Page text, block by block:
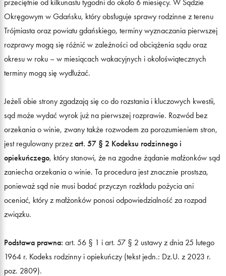
przeciętnie od kilkunastu tygodni do około 6 miesięcy. W Sądzie
Okręgowym w Gdańsku, który obsługuje sprawy rodzinne z terenu
Trójmiasta oraz powiatu gdańskiego, terminy wyznaczania pierwszej
rozprawy mogą się różnić w zależności od obciążenia sądu oraz
okresu w roku – w miesiącach wakacyjnych i okołoświątecznych
terminy mogą się wydłużać.
Jeżeli obie strony zgadzają się co do rozstania i kluczowych kwestii,
sąd może wydać wyrok już na pierwszej rozprawie. Rozwód bez
orzekania o winie, zwany także rozwodem za porozumieniem stron,
jest regulowany przez art. 57 § 2 Kodeksu rodzinnego i
opiekuńczego, który stanowi, że na zgodne żądanie małżonków sąd
zaniecha orzekania o winie. Ta procedura jest znacznie prostsza,
ponieważ sąd nie musi badać przyczyn rozkładu pożycia ani
oceniać, który z małżonków ponosi odpowiedzialność za rozpad
związku.
Podstawa prawna: art. 56 § 1 i art. 57 § 2 ustawy z dnia 25 lutego
1964 r. Kodeks rodzinny i opiekuńczy (tekst jedn.: Dz.U. z 2023 r.
poz. 2809).